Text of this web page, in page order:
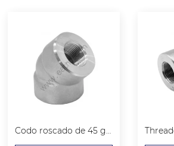
Codo roscado de 45 grados